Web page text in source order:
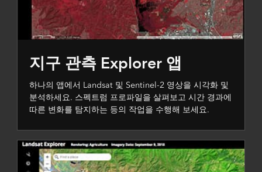
지구 관측 Explorer 앱
하나의 앱에서 Landsat 및 Sentinel-2 영상을 시각화 및
분석하세요. 스펙트럼 프로파일을 살펴보고 시간 경과에
따른 변화를 탐지하는 등의 작업을 수행해 보세요.